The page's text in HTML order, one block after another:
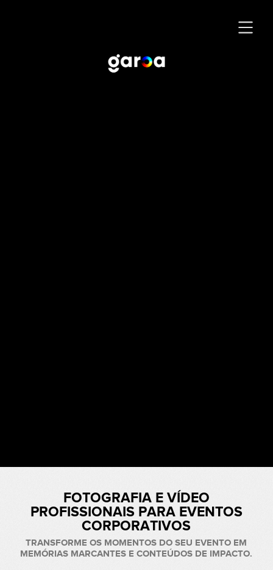
FOTOGRAFIA E VÍDEO
PROFISSIONAIS PARA EVENTOS
CORPORATIVOS
TRANSFORME OS MOMENTOS DO SEU EVENTO EM
MEMÓRIAS MARCANTES E CONTEÚDOS DE IMPACTO.